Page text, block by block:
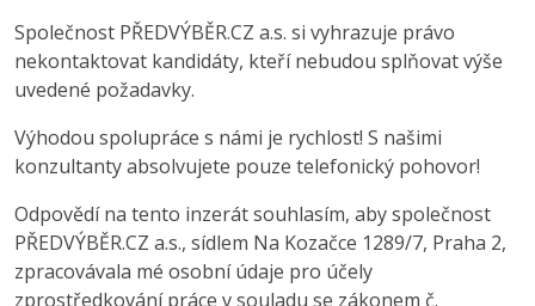
Společnost PŘEDVÝBĚR.CZ a.s. si vyhrazuje právo
nekontaktovat kandidáty, kteří nebudou splňovat výše
uvedené požadavky.
Výhodou spolupráce s námi je rychlost! S našimi
konzultanty absolvujete pouze telefonický pohovor!
Odpovědí na tento inzerát souhlasím, aby společnost
PŘEDVÝBĚR.CZ a.s., sídlem Na Kozačce 1289/7, Praha 2,
zpracovávala mé osobní údaje pro účely
zprostředkování práce v souladu se zákonem č.